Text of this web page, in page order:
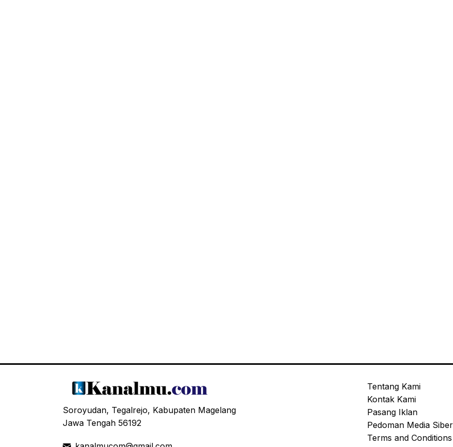
Soroyudan, Tegalrejo, Kabupaten Magelang
Jawa Tengah 56192
Tentang Kami
Kontak Kami
Pasang Iklan
Pedoman Media Siber
Terms and Conditions